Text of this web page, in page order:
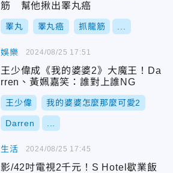
筋 幫他揪出睪丸癌
睪丸 睪丸癌 抓龍筋
娛樂
王少偉成《我的婆婆2》大魔王！Da
rren、黃姵嘉笑：誰對上誰NG
王少偉 我的婆婆怎麼那麼可愛2
Darren
2024/08/25 17:51
生活
影/42吋電視2千元！S Hotel歇業飯
2024/08/25 17:45